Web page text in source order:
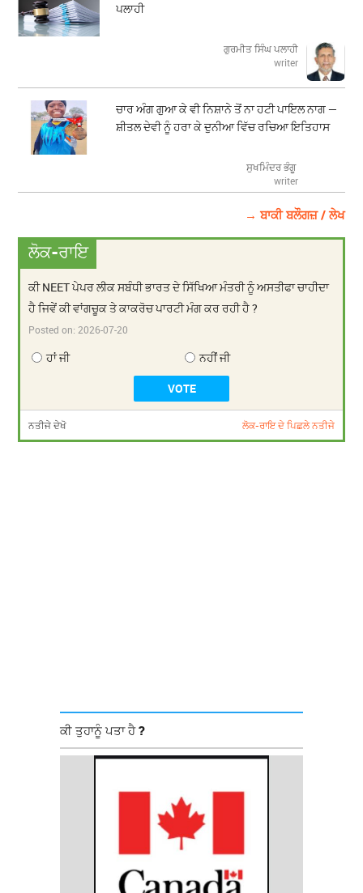
ਪਲਾਹੀ
ਗੁਰਮੀਤ ਸਿੰਘ ਪਲਾਹੀ
writer
ਚਾਰ ਅੰਗ ਗੁਆ ਕੇ ਵੀ ਨਿਸ਼ਾਨੇ ਤੋਂ ਨਾ ਹਟੀ ਪਾਇਲ ਨਾਗ —
ਸ਼ੀਤਲ ਦੇਵੀ ਨੂੰ ਹਰਾ ਕੇ ਦੁਨੀਆ ਵਿੱਚ ਰਚਿਆ ਇਤਿਹਾਸ
ਸੁਖਮਿੰਦਰ ਭੰਗੂ
writer
→ ਬਾਕੀ ਬਲੌਗਜ਼ / ਲੇਖ
ਲੋਕ-ਰਾਇ
ਕੀ NEET ਪੇਪਰ ਲੀਕ ਸਬੰਧੀ ਭਾਰਤ ਦੇ ਸਿੱਖਿਆ ਮੰਤਰੀ ਨੂੰ ਅਸਤੀਫਾ ਚਾਹੀਦਾ
ਹੈ ਜਿਵੇਂ ਕੀ ਵਾਂਗਚੂਕ ਤੇ ਕਾਕਰੋਚ ਪਾਰਟੀ ਮੰਗ ਕਰ ਰਹੀ ਹੈ ?
Posted on:2026-07-20
ਹਾਂ ਜੀ ਨਹੀਂ ਜੀ
ਨਤੀਜੇ ਦੇਖੋ ਲੋਕ-ਰਾਇ ਦੇ ਪਿਛਲੇ ਨਤੀਜੇ
ਕੀ ਤੁਹਾਨੂੰ ਪਤਾ ਹੈ ?